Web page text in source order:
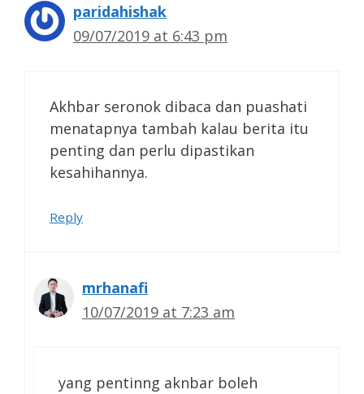
paridahishak
09/07/2019 at 6:43 pm
Akhbar seronok dibaca dan puashati
menatapnya tambah kalau berita itu
penting dan perlu dipastikan
kesahihannya.
Reply
mrhanafi
10/07/2019 at 7:23 am
yang pentinng aknbar boleh